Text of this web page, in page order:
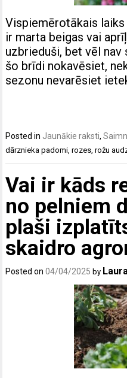
Vispiemērotākais
ir marta beigas vai
uzbrieduši, bet vēl nav
šo brīdi nokavēsiet,
sezonu nevarēsiet
Posted in Jaunākie raksti,
dārznieka padomi ,rozes ,rožu
Vai ir kāds
no pelniem
plaši
skaidro
Posted on04/04/2025 by